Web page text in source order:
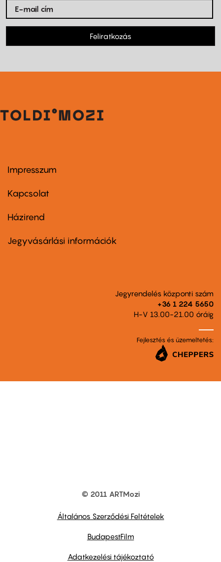
Feliratkozás
Footer
first
Impresszum
Kapcsolat
Footer
second
Házirend
Jegyvásárlási információk
Jegyrendelés központi szám
+36 1 224 5650
H-V 13.00-21.00 óráig
Fejlesztés és üzemeltetés:
© 2011 ARTMozi
Általános Szerződési Feltételek
BudapestFilm
Adatkezelési tájékoztató